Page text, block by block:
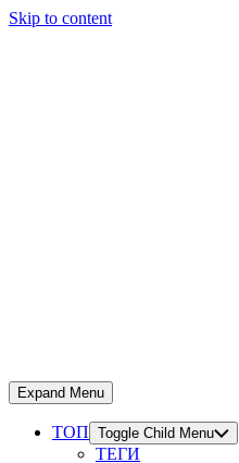
Skip to content
Expand Menu
ТОП Toggle Child Menu
ТЕГИ